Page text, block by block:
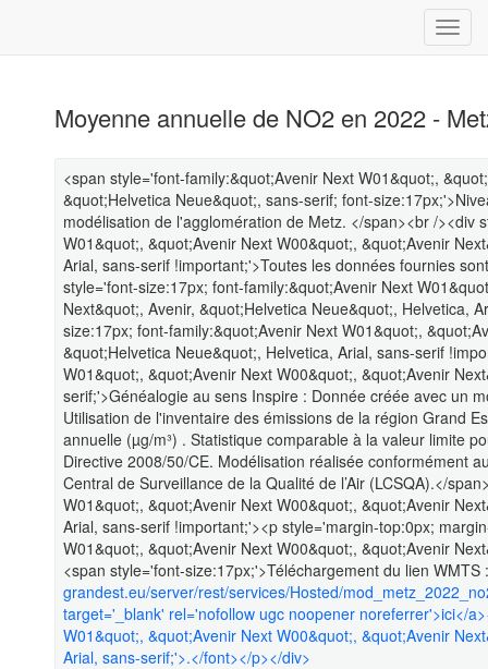
Moyenne annuelle de NO2 en 2022 -
<span style='font-family:&quot;Avenir Next W01&quot;,
&quot;Helvetica Neue&quot;, sans-serif; font-
modélisation de l'agglomération de Metz. </span><br /><div
W01&quot;, &quot;Avenir Next W00&quot;, &quot;Avenir
Arial, sans-serif !important;'>Toutes les données fournies
style='font-size:17px; font-family:&quot;Avenir Next
Next&quot;, Avenir, &quot;Helvetica Neue&quot;, Helvetica,
size:17px; font-family:&quot;Avenir Next W01&quot;,
&quot;Helvetica Neue&quot;, Helvetica, Arial, sans-serif
W01&quot;, &quot;Avenir Next W00&quot;, &quot;Avenir
serif;'>Généalogie au sens Inspire : Donnée créée avec un
Utilisation de l'inventaire des émissions de la région Grand
annuelle (µg/m³) . Statistique comparable à la valeur limite
Directive 2008/50/CE. Modélisation réalisée conformément
Central de Surveillance de la Qualité de l’Air (LCSQA).</
W01&quot;, &quot;Avenir Next W00&quot;, &quot;Avenir
Arial, sans-serif !important;'><p style='margin-top:0px;
W01&quot;, &quot;Avenir Next W00&quot;, &quot;Avenir
<span style='font-size:17px;'>Téléchargement du lien
grandest.eu/server/rest/services/Hosted/
target='_blank' rel='nofollow ugc noopener noreferrer'>ici</
W01&quot;, &quot;Avenir Next W00&quot;, &quot;Avenir
Arial, sans-serif;'>.</font></p></div>